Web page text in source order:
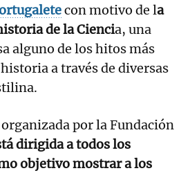
con motivo de la
de la Ciencia, una
alguno de los hitos más
a través de diversas
por la Fundación
dirigida a todos los
objetivo mostrar a los